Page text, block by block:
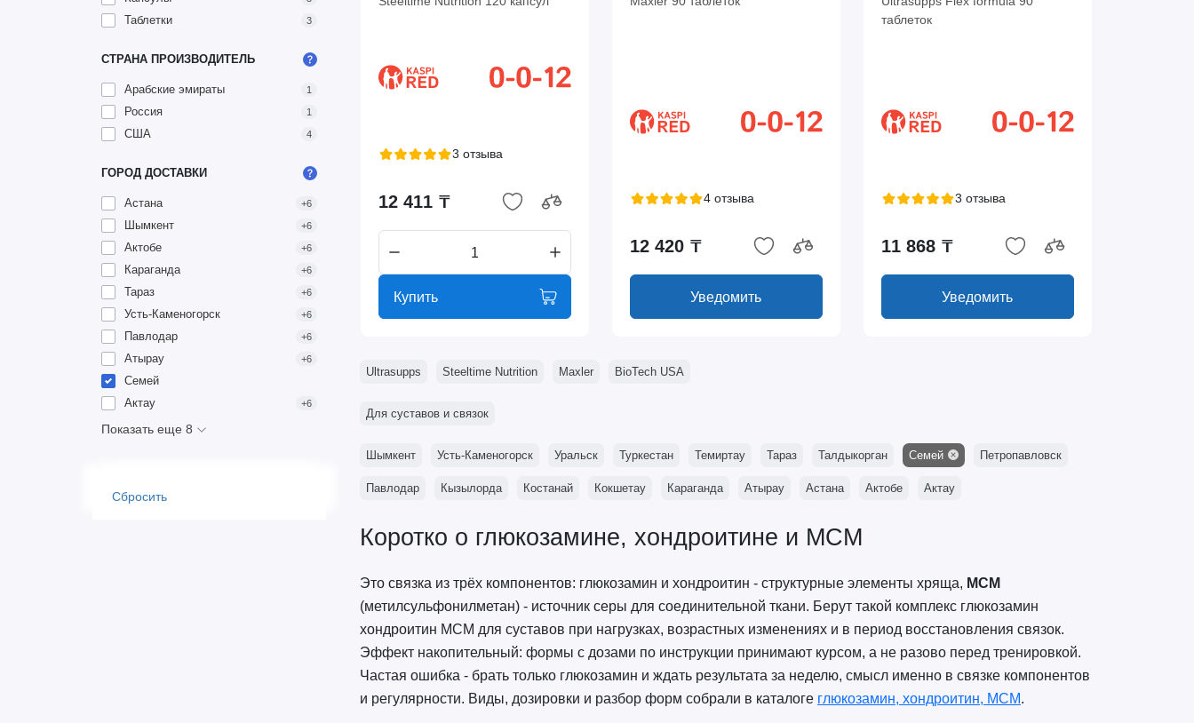
Таблетки 3
СТРАНА ПРОИЗВОДИТЕЛЬ
Арабские эмираты 1
Россия 1
США 4
ГОРОД ДОСТАВКИ
Астана +6
Шымкент +6
Актобе +6
Караганда +6
Тараз +6
Усть-Каменогорск +6
Павлодар +6
Атырау +6
Семей
Актау
+6
Показать еще 8
Сбросить
3 отзыва
12 411 ₸
Купить
4 отзыва
12 420 ₸
Уведомить
таблеток
3 отзыва
11 868 ₸
Уведомить
Ultrasupps Steeltime Nutrition Maxler BioTech USA
Для суставов и связок
Шымкент Усть-Каменогорск Уральск Туркестан Темиртау Тараз Талдыкорган Семей Петропавловск
Павлодар Кызылорда Костанай Кокшетау Караганда Атырау Астана Актобе Актау
Коротко о глюкозамине, хондроитине и МСМ
Это связка из трёх компонентов: глюкозамин и хондроитин - структурные элементы хряща, МСМ
(метилсульфонилметан) - источник серы для соединительной ткани. Берут такой комплекс глюкозамин
хондроитин МСМ для суставов при нагрузках, возрастных изменениях и в период восстановления связок.
Эффект накопительный: формы с дозами по инструкции принимают курсом, а не разово перед тренировкой.
Частая ошибка - брать только глюкозамин и ждать результата за неделю, смысл именно в связке компонентов
и регулярности. Виды, дозировки и разбор форм собрали в каталоге глюкозамин, хондроитин, МСМ.